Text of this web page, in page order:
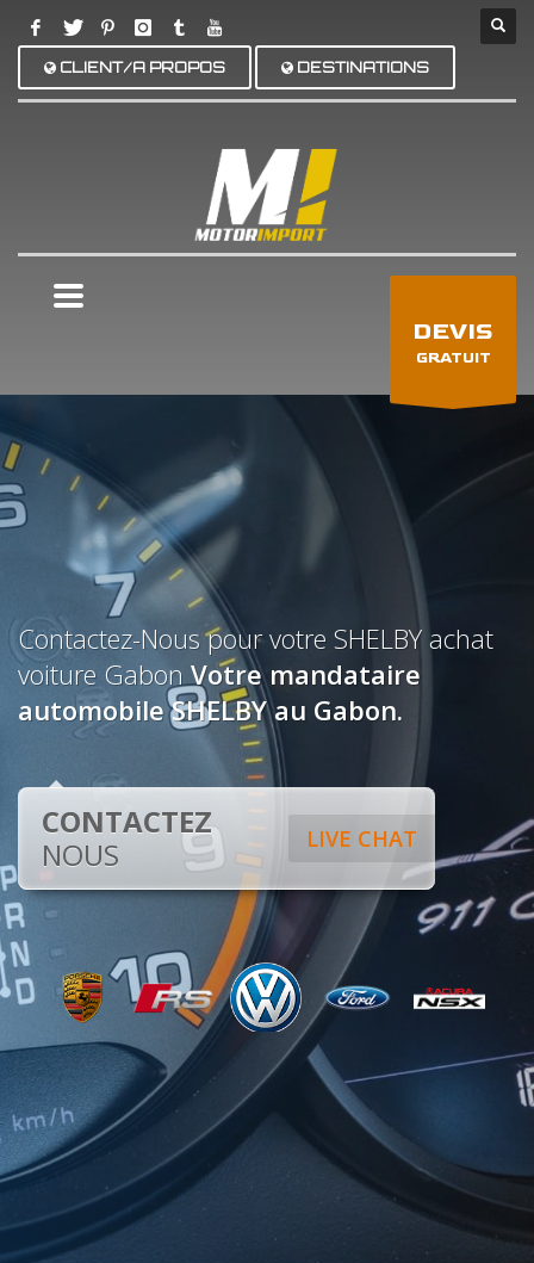
CLIENT/A PROPOS DESTINATIONS
DEVIS
GRATUIT
Contactez-Nous pour votre SHELBY achat
voiture GabonVotre mandataire
automobile SHELBY au Gabon.
LIVE CHAT
CONTACTEZ
NOUS